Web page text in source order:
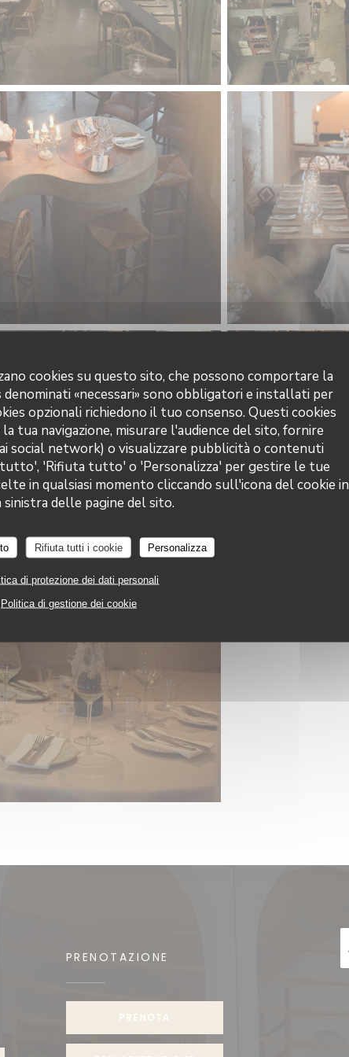
cookies su questo sito, che possono comportare la
«necessari» sono obbligatori e installati per
opzionali richiedono il tuo consenso. Questi cookies
tua navigazione, misurare l'audience del sito, fornire
social network) o visualizzare pubblicità o contenuti
tutto', 'Rifiuta tutto' o 'Personalizza' per gestire le tue
in qualsiasi momento cliccando sull'icona del cookie in
sinistra delle pagine del sito.
Rifiuta tutti i cookie Personalizza
di protezione dei dati personali
Politica di gestione dei cookie
PRENOTAZIONE
PRENOTA